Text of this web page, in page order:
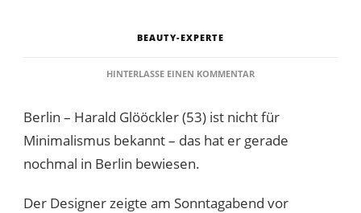
BEAUTY-EXPERTE
HINTERLASSE EINEN KOMMENTARZU
ZEIGT
«UNANGEPASSTEN»
ADELSSTIL
Berlin – Harald Glööckler (53) ist nicht für
Minimalismus bekannt – das hat er gerade
nochmal in Berlin bewiesen.
Der Designer zeigte am Sonntagabend vor